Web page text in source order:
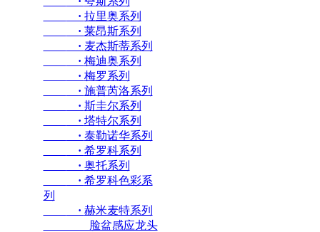
· 拉里奥系列
· 莱昂斯系列
· 麦杰斯蒂系列
· 梅迪奥系列
· 梅罗系列
· 施普芮洛系列
· 斯圭尔系列
· 塔特尔系列
· 泰勒诺华系列
· 希罗科系列
· 奥托系列
· 希罗科色彩系
列
· 赫米麦特系列
脸盆感应龙头